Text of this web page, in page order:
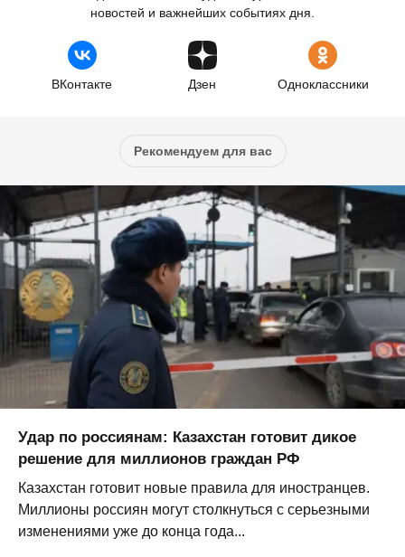
новостей и важнейших событиях дня.
ВКонтакте Дзен Одноклассники
Рекомендуем для вас
Удар по россиянам: Казахстан готовит дикое
решение для миллионов граждан РФ
Казахстан готовит новые правила для иностранцев.
Миллионы россиян могут столкнуться с серьезными
изменениями уже до конца года...